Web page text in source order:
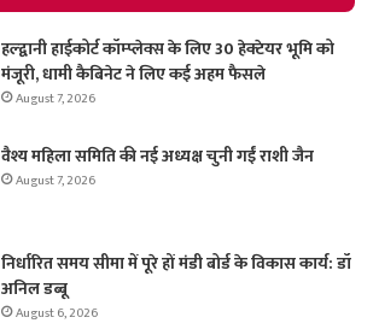
हल्द्वानी हाईकोर्ट कॉम्प्लेक्स के लिए 30 हेक्टेयर भूमि को
मंजूरी, धामी कैबिनेट ने लिए कई अहम फैसले
August 7, 2026
वैश्य महिला समिति की नई अध्यक्ष चुनी गईं राशी जैन
August 7, 2026
निर्धारित समय सीमा में पूरे हों मंडी बोर्ड के विकास कार्य: डॉ
अनिल डब्बू
August 6, 2026